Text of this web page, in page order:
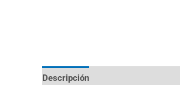
Descripción